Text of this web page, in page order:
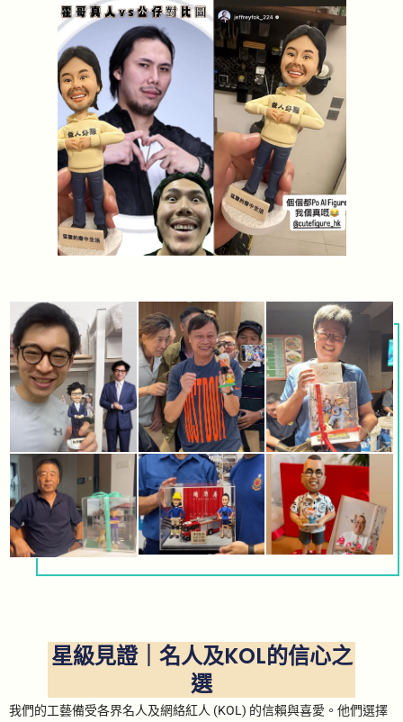
星級見證｜名人及KOL的信心之
選
我們的工藝備受各界名人及網絡紅人 (KOL) 的信賴與喜愛。他們選擇